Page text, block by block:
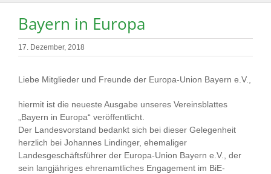
Bayern in Europa
17. Dezember, 2018
Liebe Mitglieder und Freunde der Europa-Union Bayern e.V.,
hiermit ist die neueste Ausgabe unseres Vereinsblattes
„Bayern in Europa“ veröffentlicht.
Der Landesvorstand bedankt sich bei dieser Gelegenheit
herzlich bei Johannes Lindinger, ehemaliger
Landesgeschäftsführer der Europa-Union Bayern e.V., der
sein langjähriges ehrenamtliches Engagement im BiE-